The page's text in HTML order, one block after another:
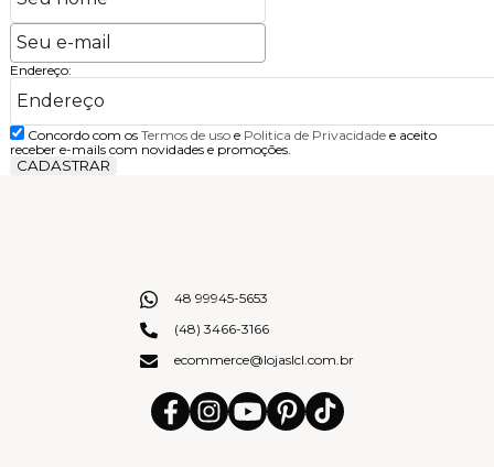
Endereço:
Concordo com os Termos de usoe Politica de Privacidadee aceito
receber e-mails com novidades e promoções.
CADASTRAR
48 99945-5653
(48) 3466-3166
ecommerce@lojaslcl.com.br